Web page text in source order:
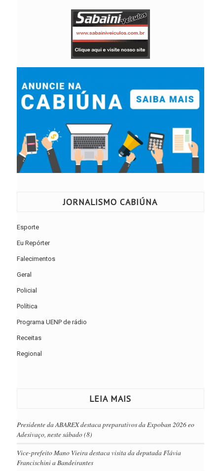
JORNALISMO CABIÚNA
Esporte
Eu Repórter
Falecimentos
Geral
Policial
Política
Programa UENP de rádio
Receitas
Regional
LEIA MAIS
Presidente da ABAREX destaca preparativos da Expoban 2026 eo
Adesivaço, neste sábado (8)
Vice-prefeito Mano Vieira destaca visita da deputada Flávia
Francischini a Bandeirantes